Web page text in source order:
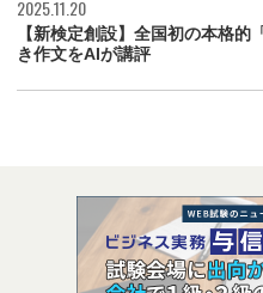
2025.11.20
【新検定創設】全国初の本格
き作文をAIが講評